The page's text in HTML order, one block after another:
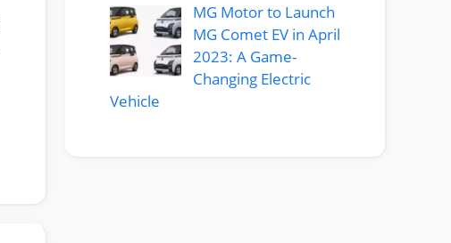
MG Motor to Launch
MG Comet EV in April
2023: A Game-
Changing Electric
Vehicle